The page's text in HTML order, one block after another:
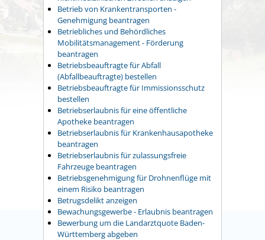
Betrieb von Krankentransporten -
Genehmigung beantragen
Betriebliches und Behördliches
Mobilitätsmanagement - Förderung
beantragen
Betriebsbeauftragte für Abfall
(Abfallbeauftragte) bestellen
Betriebsbeauftragte für Immissionsschutz
bestellen
Betriebserlaubnis für eine öffentliche
Apotheke beantragen
Betriebserlaubnis für Krankenhausapotheke
beantragen
Betriebserlaubnis für zulassungsfreie
Fahrzeuge beantragen
Betriebsgenehmigung für Drohnenflüge mit
einem Risiko beantragen
Betrugsdelikt anzeigen
Bewachungsgewerbe - Erlaubnis beantragen
Bewerbung um die Landarztquote Baden-
Württemberg abgeben